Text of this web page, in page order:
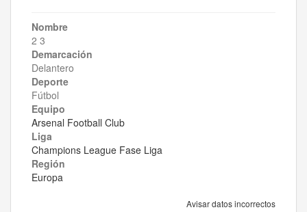
Nombre
2 3
Demarcación
Delantero
Deporte
Fútbol
Equipo
Arsenal Football Club
Liga
Champions League Fase Liga
Región
Europa
Avisar datos incorrectos